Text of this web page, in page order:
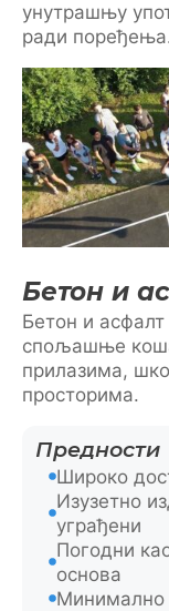
унутрашњу
ради
Бетон и
Бетон и
спољашње
прилазима,
просторима.
Предности
Широко
Изузетно
уграђени
Погодни
основа
Минимално